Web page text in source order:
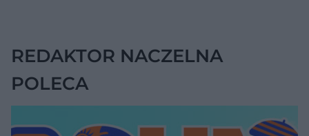
REDAKTOR NACZELNA
POLECA